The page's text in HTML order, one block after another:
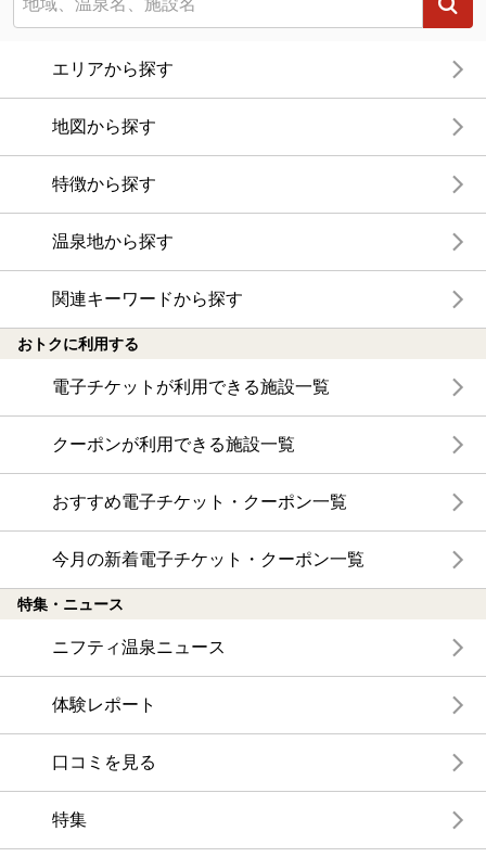
エリアから探す
地図から探す
特徴から探す
温泉地から探す
関連キーワードから探す
おトクに利用する
電子チケットが利用できる施設一覧
クーポンが利用できる施設一覧
おすすめ電子チケット・クーポン一覧
今月の新着電子チケット・クーポン一覧
特集・ニュース
ニフティ温泉ニュース
体験レポート
口コミを見る
特集